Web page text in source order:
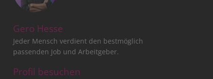
Gero Hesse
Jeder Mensch verdient den bestmöglich
passenden Job und Arbeitgeber.
Profil besuchen